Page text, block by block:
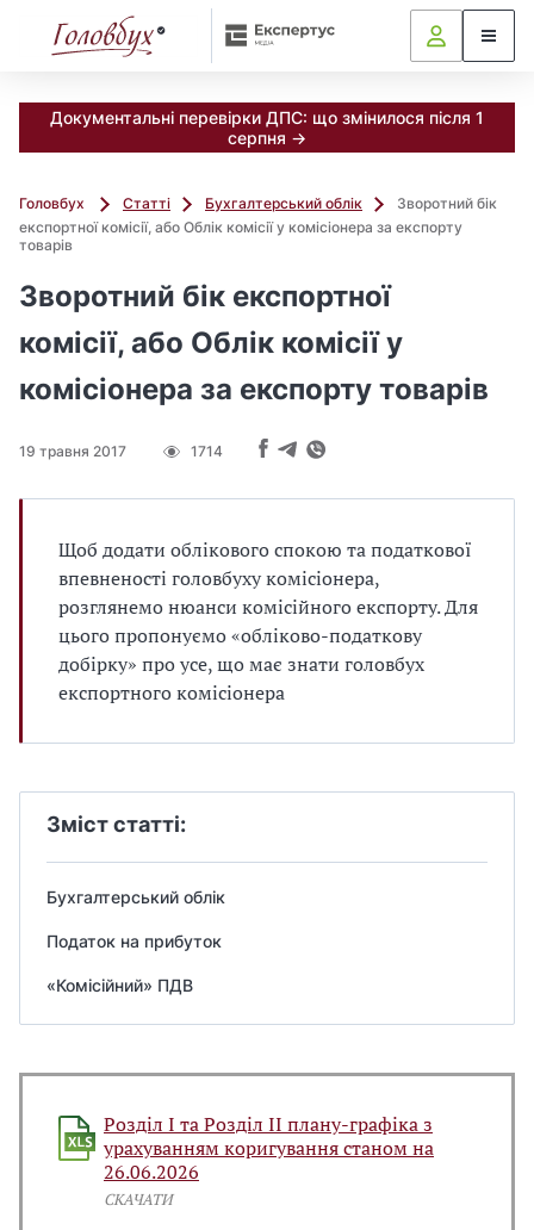
Документальні перевірки ДПС: що змінилося після 1
серпня →
Головбух Статті Бухгалтерський облік
Зворотний бік
експортної комісії, або Облік комісії у комісіонера за експорту
товарів
Зворотний бік експортної
комісії, або Облік комісії у
комісіонера за експорту товарів
19 травня 2017 1714
Щоб додати облікового спокою та податкової
впевненості головбуху комісіонера,
розглянемо нюанси комісійного експорту. Для
цього пропонуємо «обліково-податкову
добірку» про усе, що має знати головбух
експортного комісіонера
Зміст статті:
Бухгалтерський облік
Податок на прибуток
«Комісійний» ПДВ
Розділ І та Розділ ІІ плану-графіка з
урахуванням коригування станом на
26.06.2026
СКАЧАТИ